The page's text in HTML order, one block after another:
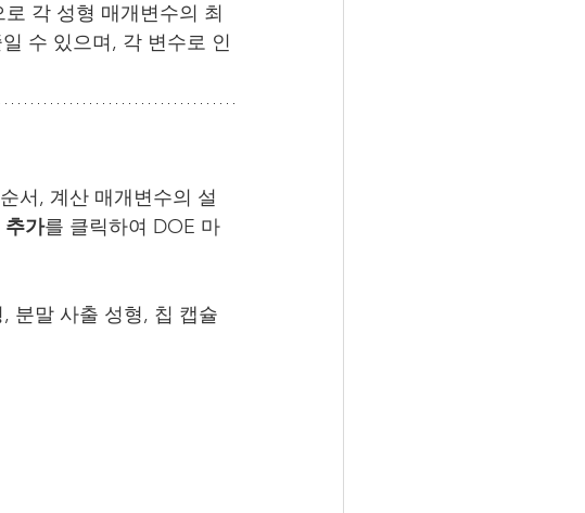
각 성형 매개변수의 최
수 있으며, 각 변수로 인
서, 계산 매개변수의 설
추가를 클릭하여 DOE 마
분말 사출 성형, 칩 캡슐